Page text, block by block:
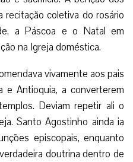
recitação coletiva do rosário
a Páscoa e o Natal em
na Igreja doméstica.
vivamente aos pais
e Antioquia, a converterem
Deviam repetir ali o
Santo Agostinho ainda ia
episcopais, enquanto
doutrina dentro de